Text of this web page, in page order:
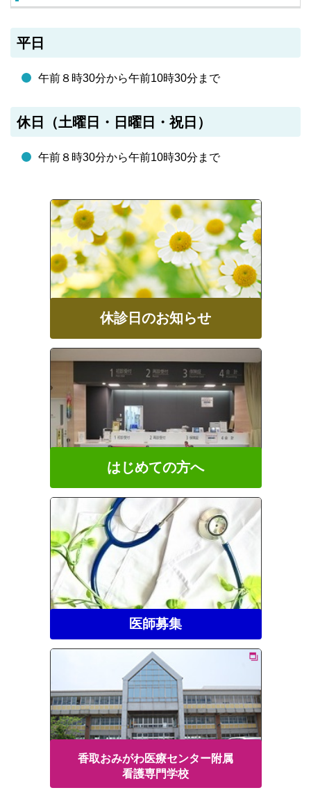
平日
午前８時30分から午前10時30分まで
休日（土曜日・日曜日・祝日）
午前８時30分から午前10時30分まで
休診日のお知らせ
はじめての方へ
医師募集
香取おみがわ医療センター附属
看護専門学校